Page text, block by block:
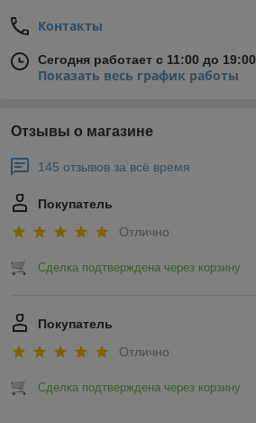
Контакты
Сегодня работает с 11:00 до 19:00
Показать весь график работы
Отзывы о магазине
145 отзывов за всё время
Покупатель
Отлично
Сделка подтверждена через корзину
Покупатель
Отлично
Сделка подтверждена через корзину